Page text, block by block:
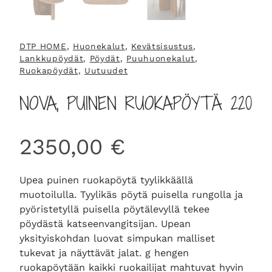
DTP HOME, Huonekalut, Kevätsisustus
Lankkupöydät, Pöydät, Puuhuonekalut
Ruokapöydät, Uutuudet
NOVA, PUINEN RUOKAPÖYTÄ 220
2350,00 €
Upea puinen ruokapöytä tyylikkäällä
muotoilulla. Tyylikäs pöytä puisella rungolla ja
pyöristetyllä puisella pöytälevyllä tekee
pöydästä katseenvangitsijan. Upean
yksityiskohdan luovat simpukan malliset
tukevat ja näyttävät jalat. g hengen
ruokapöytään kaikki ruokailijat mahtuvat hyvin